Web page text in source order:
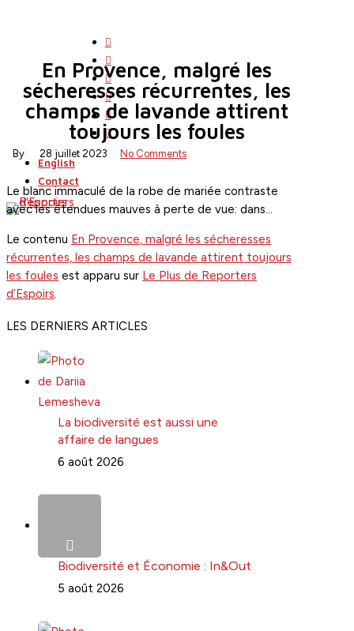
content
twitter
facebook
linkedin
youtube
instagram
flickr
English
Contact
search
Menu
En Provence, malgré les
sécheresses récurrentes, les
champs de lavande attirent
toujours les foules
By 28 juillet 2023 No Comments
Le blanc immaculé de la robe de mariée contraste
avec les étendues mauves à perte de vue: dans…
Le contenu En Provence, malgré les sécheresses
récurrentes, les champs de lavande attirent toujours
les foules est apparu sur Le Plus de Reporters
d’Espoirs.
LES DERNIERS ARTICLES
La biodiversité est aussi une
affaire de langues
6 août 2026
Biodiversité et Économie : In&Out
5 août 2026